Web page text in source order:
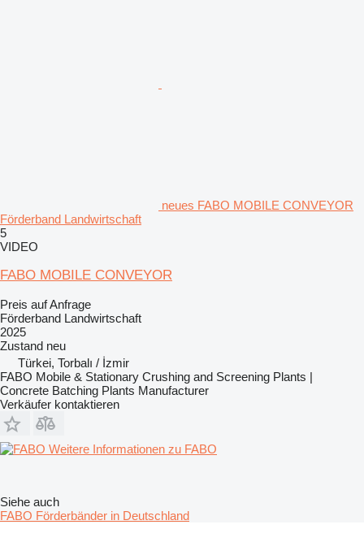
neues FABO MOBILE CONVEYOR
Förderband Landwirtschaft
5
VIDEO
FABO MOBILE CONVEYOR
Preis auf Anfrage
Förderband Landwirtschaft
2025
Zustand neu
Türkei, Torbalı / İzmir
FABO Mobile & Stationary Crushing and Screening Plants |
Concrete Batching Plants Manufacturer
Verkäufer kontaktieren
Weitere Informationen zu FABO
Siehe auch
FABO Förderbänder in Deutschland